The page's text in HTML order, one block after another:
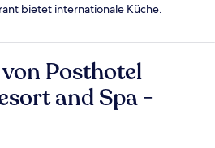
bietet internationale Küche.
Posthotel
and Spa -